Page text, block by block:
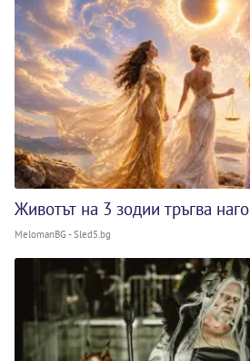
Животът на 3 зодии тръгва
MelomanBG - Sled5.bg